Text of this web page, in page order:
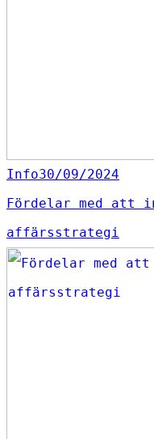
Info30/09/2024
Fördelar med att
affärsstrategi